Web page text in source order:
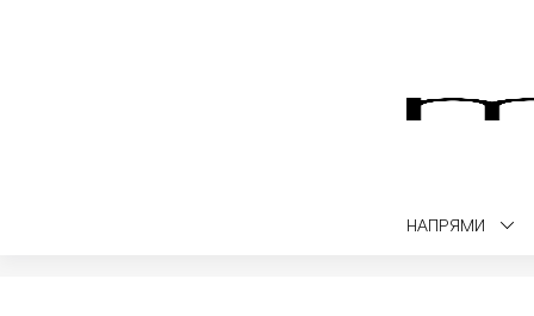
НАПРЯМИ